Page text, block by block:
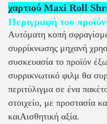
χαρτιού Maxi Roll
Περιγραφή του
Αυτόματη κοπή
συρρίκνωσης μηχανή
συσκευασία το προϊόν
συρρικνωτικό φιλμ θα
περιτύλιγμα σε ένα
στοιχείο, με προστασία
καιΑισθητική αξία.